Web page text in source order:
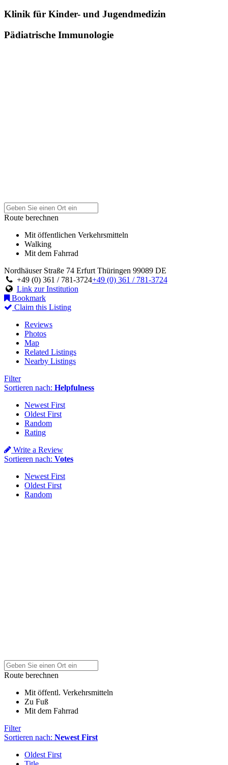
Klinik für Kinder- und Jugendmedizin
Pädiatrische Immunologie
Route berechnen
Mit öffentlichen Verkehrsmitteln
Walking
Mit dem Fahrrad
Nordhäuser Straße 74 Erfurt Thüringen 99089 DE
+49 (0) 361 / 781-3724+49 (0) 361 / 781-3724
Link zur Institution
Bookmark
Claim this Listing
Reviews
Photos
Map
Related Listings
Nearby Listings
Filter
Sortieren nach: Helpfulness
Newest First
Oldest First
Random
Rating
Write a Review
Sortieren nach: Votes
Newest First
Oldest First
Random
Route berechnen
Mit öffentl. Verkehrsmitteln
Zu Fuß
Mit dem Fahrrad
Filter
Sortieren nach: Newest First
Oldest First